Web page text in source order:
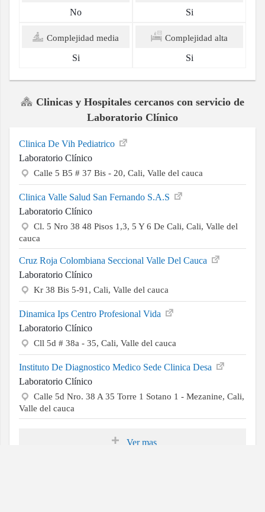
No
Si
Complejidad media
Si
Complejidad alta
Si
Clinicas y Hospitales cercanos con servicio de
Laboratorio Clínico
Clinica De Vih Pediatrico
Laboratorio Clínico
Calle 5 B5 # 37 Bis - 20, Cali, Valle del cauca
Clinica Valle Salud San Fernando S.A.S
Laboratorio Clínico
Cl. 5 Nro 38 48 Pisos 1,3, 5 Y 6 De Cali, Cali, Valle del
cauca
Cruz Roja Colombiana Seccional Valle Del Cauca
Laboratorio Clínico
Kr 38 Bis 5-91, Cali, Valle del cauca
Dinamica Ips Centro Profesional Vida
Laboratorio Clínico
Cll 5d # 38a - 35, Cali, Valle del cauca
Instituto De Diagnostico Medico Sede Clinica Desa
Laboratorio Clínico
Calle 5d Nro. 38 A 35 Torre 1 Sotano 1 - Mezanine, Cali,
Valle del cauca
Ver mas